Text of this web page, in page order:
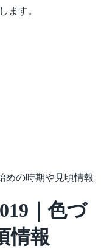
ます。
めの時期や見頃情報
｜色づ
情報